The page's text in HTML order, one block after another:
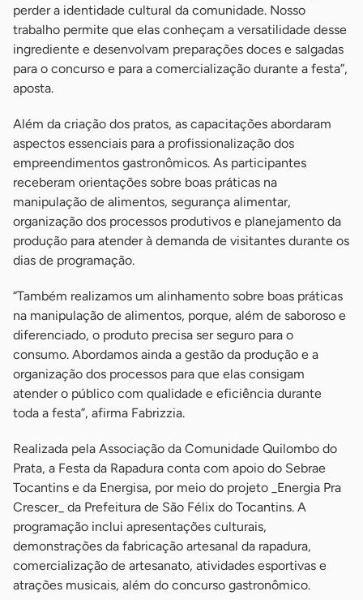
perder a identidade cultural da comunidade. Nosso
trabalho permite que elas conheçam a versatilidade desse
ingrediente e desenvolvam preparações doces e salgadas
para o concurso e para a comercialização durante a festa”,
aposta.
Além da criação dos pratos, as capacitações abordaram
aspectos essenciais para a profissionalização dos
empreendimentos gastronômicos. As participantes
receberam orientações sobre boas práticas na
manipulação de alimentos, segurança alimentar,
organização dos processos produtivos e planejamento da
produção para atender à demanda de visitantes durante os
dias de programação.
“Também realizamos um alinhamento sobre boas práticas
na manipulação de alimentos, porque, além de saboroso e
diferenciado, o produto precisa ser seguro para o
consumo. Abordamos ainda a gestão da produção e a
organização dos processos para que elas consigam
atender o público com qualidade e eficiência durante
toda a festa”, afirma Fabrizzia.
Realizada pela Associação da Comunidade Quilombo do
Prata, a Festa da Rapadura conta com apoio do Sebrae
Tocantins e da Energisa, por meio do projeto _Energia Pra
Crescer_ da Prefeitura de São Félix do Tocantins. A
programação inclui apresentações culturais,
demonstrações da fabricação artesanal da rapadura,
comercialização de artesanato, atividades esportivas e
atrações musicais, além do concurso gastronômico.